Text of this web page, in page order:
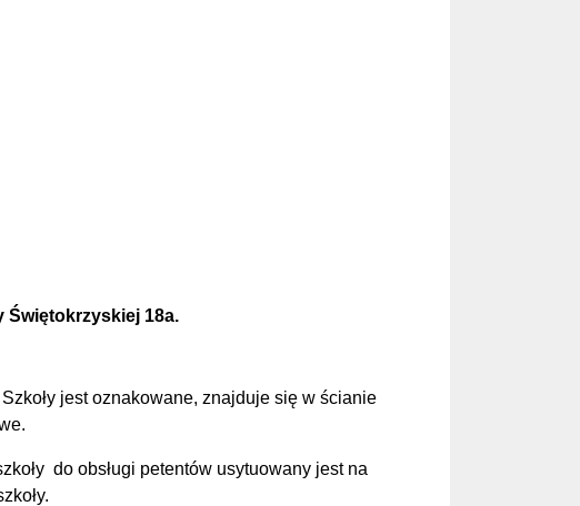
Świętokrzyskiej 18a.
jest oznakowane, znajduje się w ścianie
do obsługi petentów usytuowany jest na